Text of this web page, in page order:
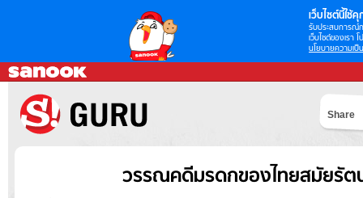
เว็บไซต์นี้ใช้คุ
รับประสบการณ์
เว็บไซต์ของเรา
นโยบายความเป็
Share
วรรณคดีมรดกของไทยสมัยรัต